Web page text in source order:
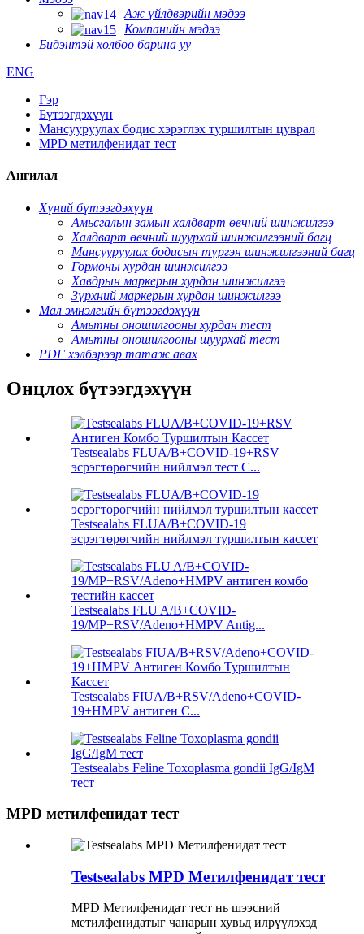
Аж үйлдвэрийн мэдээ
Компанийн мэдээ
Бидэнтэй холбоо барина уу
ENG
Гэр
Бүтээгдэхүүн
Мансууруулах бодис хэрэглэх туршилтын цуврал
MPD метилфенидат тест
Ангилал
Хүний бүтээгдэхүүн
Амьсгалын замын халдварт өвчний шинжилгээ
Халдварт өвчний шуурхай шинжилгээний багц
Мансууруулах бодисын түргэн шинжилгээний багц
Гормоны хурдан шинжилгээ
Хавдрын маркерын хурдан шинжилгээ
Зүрхний маркерын хурдан шинжилгээ
Мал эмнэлгийн бүтээгдэхүүн
Амьтны оношилгооны хурдан тест
Амьтны оношилгооны шуурхай тест
PDF хэлбэрээр татаж авах
Онцлох бүтээгдэхүүн
Testsealabs FLUA/B+COVID-19+RSV
эсрэгтөрөгчийн нийлмэл тест С...
Testsealabs FLUA/B+COVID-19
эсрэгтөрөгчийн нийлмэл туршилтын кассет
Testsealabs FLU A/B+COVID-
19/MP+RSV/Adeno+HMPV Antig...
Testsealabs FIUA/B+RSV/Adeno+COVID-
19+HMPV антиген С...
Testsealabs Feline Toxoplasma gondii IgG/IgM
тест
MPD метилфенидат тест
Testsealabs MPD Метилфенидат тест
MPD Метилфенидат тест нь шээсний
метилфенидатыг чанарын хувьд илрүүлэхэд